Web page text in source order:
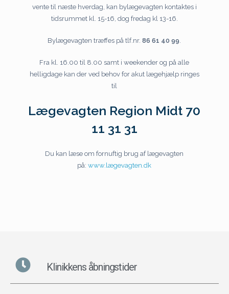
vente til næste hverdag, kan bylægevagten kontaktes i
tidsrummet kl. 15-16, dog fredag kl 13-16.
Bylægevagten træffes på tlf.nr.86 61 40 99
Fra kl. 16.00 til 8.00 samt i weekender og på alle
helligdage kan der ved behov for akut lægehjælp ringes
til
Lægevagten Region Midt 70
11 31 31
Du kan læse om fornuftig brug af lægevagten
på:www.lægevagten.dk
Klinikkens åbningstider